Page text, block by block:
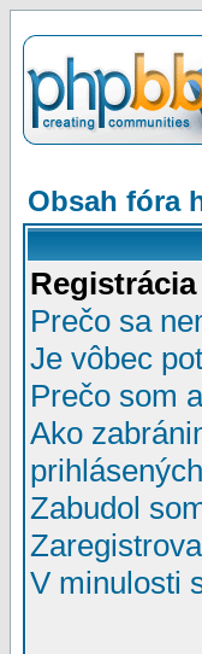
Obsah fóra
Prečo sa
Je vôbec
Prečo som
Ako
Zabudol
V minulosti